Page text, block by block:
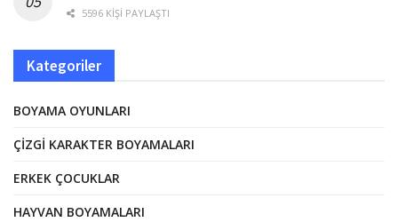
5596 KIŞI PAYLAŞTI
Kategoriler
BOYAMA OYUNLARI
ÇIZGI KARAKTER BOYAMALARI
ERKEK ÇOCUKLAR
HAYVAN BOYAMALARI